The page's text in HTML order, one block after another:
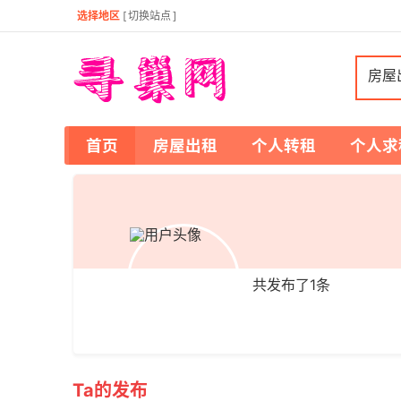
选择地区 [切换站点 ]
房屋
首页 房屋出租 个人转租 个人
共发布了1条
Ta的发布